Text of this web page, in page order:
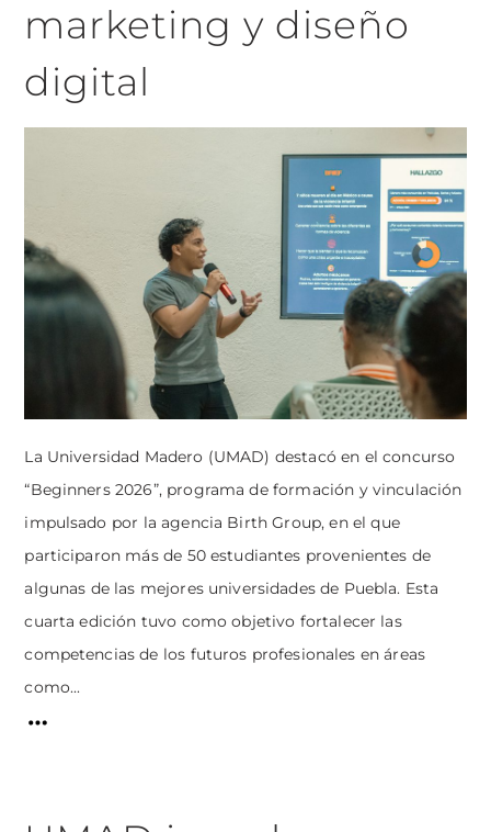
marketing y diseño
digital
La Universidad Madero (UMAD) destacó en el concurso
“Beginners 2026”, programa de formación y vinculación
impulsado por la agencia Birth Group, en el que
participaron más de 50 estudiantes provenientes de
algunas de las mejores universidades de Puebla. Esta
cuarta edición tuvo como objetivo fortalecer las
competencias de los futuros profesionales en áreas
como...